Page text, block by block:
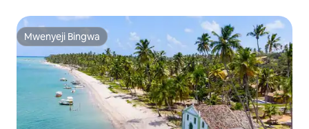
Mwenyeji Bingwa
Mwenyeji Bingwa